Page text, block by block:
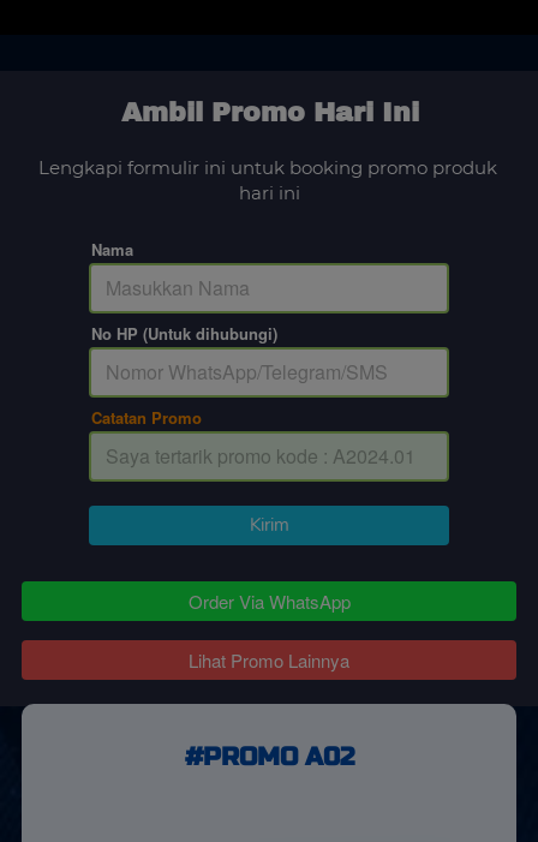
Ambil Promo Hari Ini
Lengkapi formulir ini untuk booking promo produk
hari ini
Nama
No HP (Untuk dihubungi)
Catatan Promo
`Kirim
`
Order Via WhatsApp
`Lihat Promo Lainnya
#PROMO A02